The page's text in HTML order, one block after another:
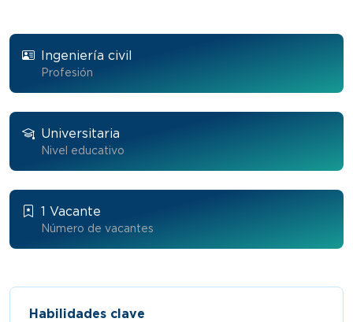
Ingeniería civil
Profesión
Universitaria
Nivel educativo
1 Vacante
Número de vacantes
Habilidades clave